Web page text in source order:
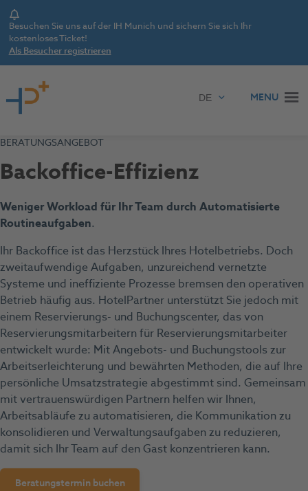
Notice
Besuchen Sie uns auf der IH Munich und sichern Sie sich Ihr
kostenloses Ticket!
Als Besucher registrieren
MENU
BERATUNGSANGEBOT
Backoffice-Effizienz
Weniger Workload für Ihr Team durch Automatisierte
Routineaufgaben.
Ihr Backoffice ist das Herzstück Ihres Hotelbetriebs. Doch
zweitaufwendige Aufgaben, unzureichend vernetzte
Systeme und ineffiziente Prozesse bremsen den operativen
Betrieb häufig aus. HotelPartner unterstützt Sie jedoch mit
einem Reservierungs- und Buchungscenter, das von
Reservierungsmitarbeitern für Reservierungsmitarbeiter
entwickelt wurde: Mit Angebots- und Buchungstools zur
Arbeitserleichterung und bewährten Methoden, die auf Ihre
persönliche Umsatzstrategie abgestimmt sind. Gemeinsam
mit vertrauenswürdigen Partnern helfen wir Ihnen,
Arbeitsabläufe zu automatisieren, die Kommunikation zu
konsolidieren und Verwaltungsaufgaben zu reduzieren,
damit sich Ihr Team auf den Gast konzentrieren kann.
Beratungstermin buchen